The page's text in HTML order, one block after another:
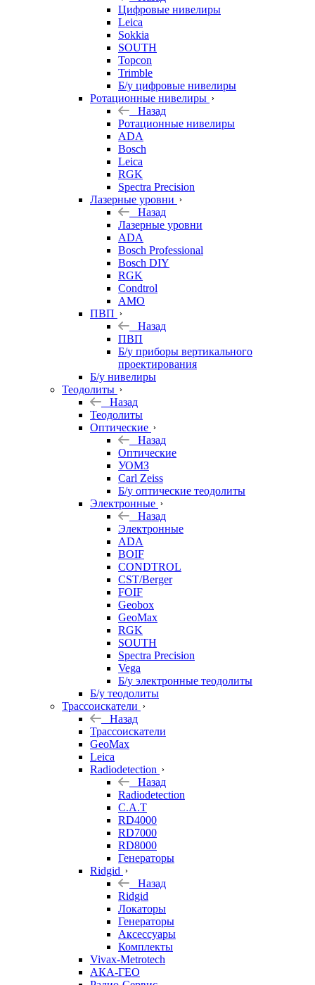
Цифровые нивелиры
Leica
Sokkia
SOUTH
Topcon
Trimble
Б/у цифровые нивелиры
Ротационные нивелиры
Назад
Ротационные нивелиры
ADA
Bosch
Leica
RGK
Spectra Precision
Лазерные уровни
Назад
Лазерные уровни
ADA
Bosch Professional
Bosch DIY
RGK
Condtrol
AMO
ПВП
Назад
ПВП
Б/у приборы вертикального
проектирования
Б/у нивелиры
Теодолиты
Назад
Теодолиты
Оптические
Назад
Оптические
УОМЗ
Carl Zeiss
Б/у оптические теодолиты
Электронные
Назад
Электронные
ADA
BOIF
CONDTROL
CST/Berger
FOIF
Geobox
GeoMax
RGK
SOUTH
Spectra Precision
Vega
Б/у электронные теодолиты
Б/у теодолиты
Трассоискатели
Назад
Трассоискатели
GeoMax
Leica
Radiodetection
Назад
Radiodetection
C.A.T
RD4000
RD7000
RD8000
Генераторы
Ridgid
Назад
Ridgid
Локаторы
Генераторы
Аксессуары
Комплекты
Vivax-Metrotech
АКА-ГЕО